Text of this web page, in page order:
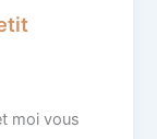
moi vous